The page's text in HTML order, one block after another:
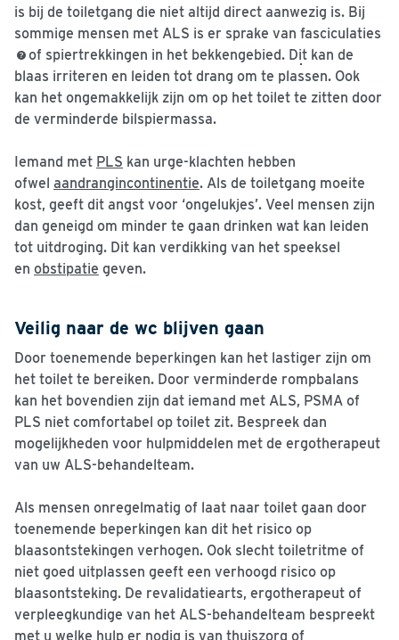
is bij de toiletgang die niet altijd direct aanwezig is. Bij
sommige mensen met ALS is er sprake van fasciculaties
of spiertrekkingen in het bekkengebied. Dit kan de
blaas irriteren en leiden tot drang om te plassen. Ook
kan het ongemakkelijk zijn om op het toilet te zitten door
de verminderde bilspiermassa.
Iemand met PLS kan urge-klachten hebben
ofwel aandrangincontinentie. Als de toiletgang moeite
kost, geeft dit angst voor ‘ongelukjes’. Veel mensen zijn
dan geneigd om minder te gaan drinken wat kan leiden
tot uitdroging. Dit kan verdikking van het speeksel
en obstipatie geven.
Veilig naar de wc blijven gaan
Door toenemende beperkingen kan het lastiger zijn om
het toilet te bereiken. Door verminderde rompbalans
kan het bovendien zijn dat iemand met ALS, PSMA of
PLS niet comfortabel op toilet zit. Bespreek dan
mogelijkheden voor hulpmiddelen met de ergotherapeut
van uw ALS-behandelteam.
Als mensen onregelmatig of laat naar toilet gaan door
toenemende beperkingen kan dit het risico op
blaasontstekingen verhogen. Ook slecht toiletritme of
niet goed uitplassen geeft een verhoogd risico op
blaasontsteking. De revalidatiearts, ergotherapeut of
verpleegkundige van het ALS-behandelteam bespreekt
met u welke hulp er nodig is van thuiszorg of